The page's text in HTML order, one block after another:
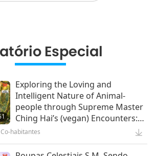
Sustentavelmente, Parte 2 de 3
Lar
Waste to Energy – Turning Trash
to Treasure
Especial
Exploring the Loving and
Intelligent Nature of Animal-
people through Supreme Master
Ching Hai’s (vegan) Encounters:
Part 2 of a Multi-part Series
habitantes